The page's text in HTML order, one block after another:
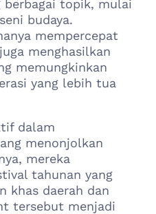
topik, mulai
budaya.
mempercepat
menghasilkan
memungkinkan
yang lebih tua
dalam
menonjolkan
mereka
tahunan yang
khas daerah dan
tersebut menjadi